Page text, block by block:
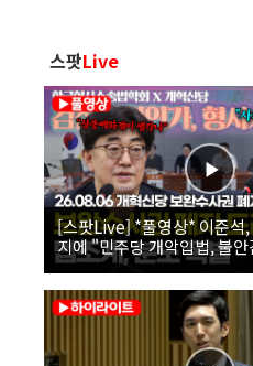
스팟Live
[스팟Live] *풀영상* 이준석,
지에 "민주당 개악입법, 불
26.08.06 개혁신당 보완수사